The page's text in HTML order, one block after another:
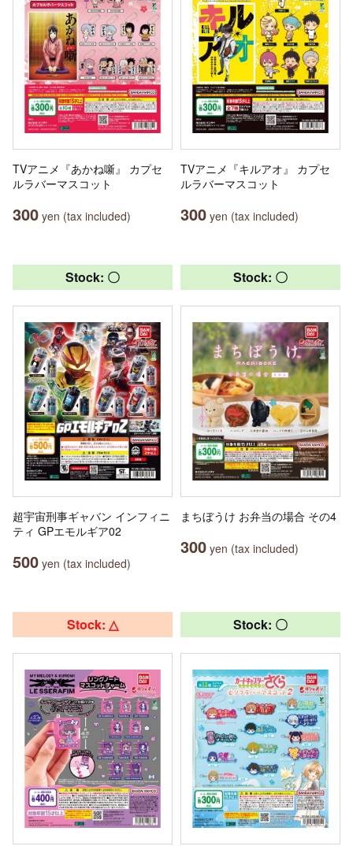
TVアニメ『あかね噺』 カプセ
ルラバーマスコット
300 yen (tax included)
TVアニメ『キルアオ』 カプセ
ルラバーマスコット
300 yen (tax included)
Stock: 〇
超宇宙刑事ギャバン インフィニ
ティ GPエモルギア02
500 yen (tax included)
Stock: 〇
まちぼうけ お弁当の場合 その4
300 yen (tax included)
Stock: △ Stock: 〇